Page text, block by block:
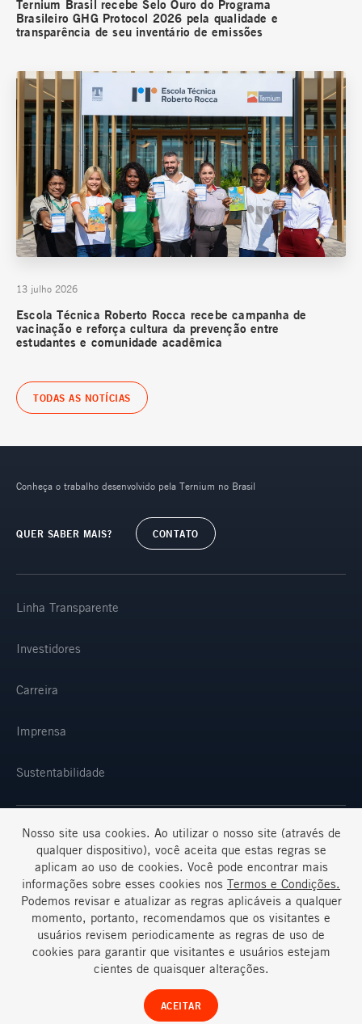
Ternium Brasil recebe Selo Ouro do Programa
Brasileiro GHG Protocol 2026 pela qualidade e
transparência de seu inventário de emissões
13 julho 2026
Escola Técnica Roberto Rocca recebe campanha de
vacinação e reforça cultura da prevenção entre
estudantes e comunidade acadêmica
TODAS AS NOTÍCIAS
Conheça o trabalho desenvolvido pela Ternium no Brasil
QUER SABER MAIS? CONTATO
Linha Transparente
Investidores
Carreira
Imprensa
Sustentabilidade
SELECIONE SUA REGIÃO E IDIOMA
Termos e Condições Perguntas Frequentes
Nosso site usa cookies. Ao utilizar o nosso site (através de
qualquer dispositivo), você aceita que estas regras se
aplicam ao uso de cookies. Você pode encontrar mais
informações sobre esses cookies nos Termos e Condições.
Podemos revisar e atualizar as regras aplicáveis a qualquer
momento, portanto, recomendamos que os visitantes e
usuários revisem periodicamente as regras de uso de
cookies para garantir que visitantes e usuários estejam
cientes de quaisquer alterações.
ACEITAR